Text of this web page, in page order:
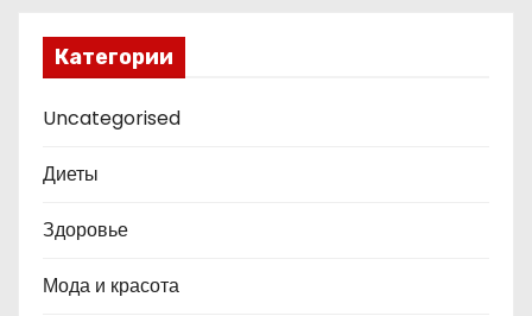
Категории
Uncategorised
Диеты
Здоровье
Мода и красота